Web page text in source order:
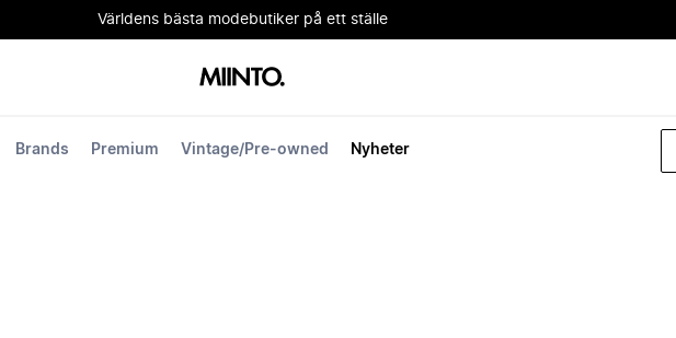
Världens bästa modebutiker på ett ställe
Brands Premium Vintage/Pre-owned Nyheter